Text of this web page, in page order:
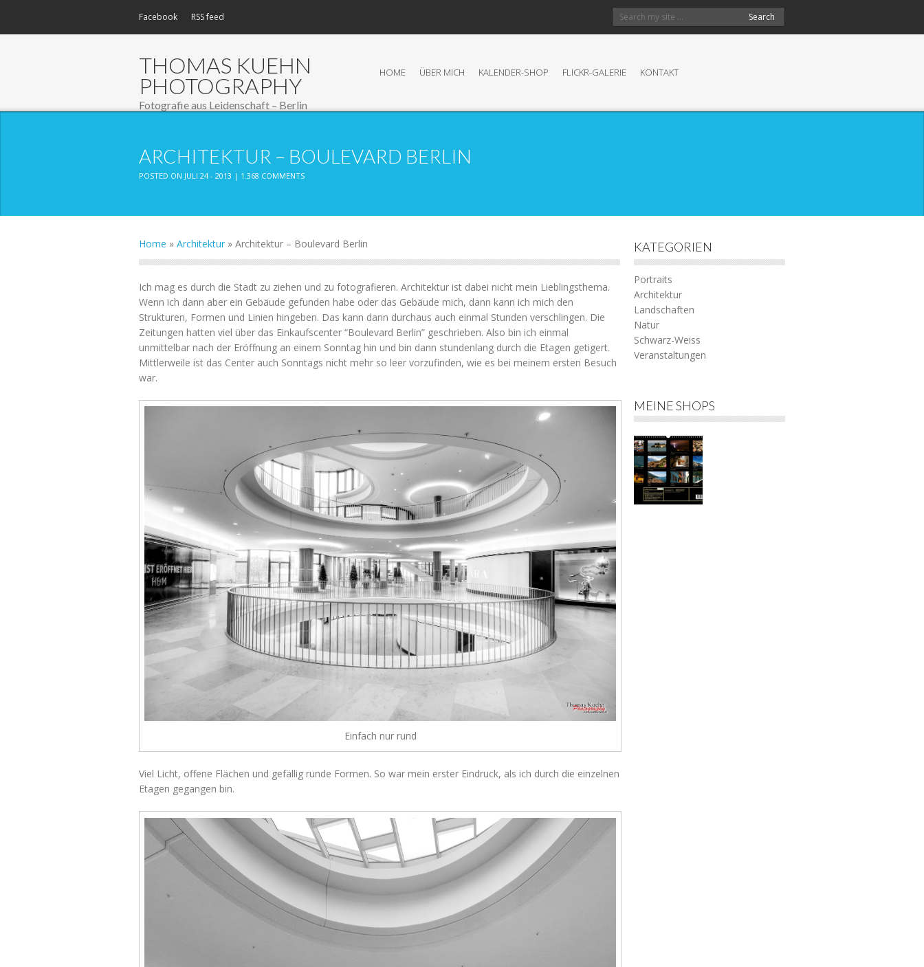
Facebook RSS feed Search
THOMAS KUEHN
PHOTOGRAPHY
Fotografie aus Leidenschaft – Berlin
HOME ÜBER MICH KALENDER-SHOP FLICKR-GALERIE KONTAKT
ARCHITEKTUR – BOULEVARD BERLIN
POSTED ON JULI 24 - 2013 | 1.368 COMMENTS
Home » Architektur » Architektur – Boulevard Berlin
Ich mag es durch die Stadt zu ziehen und zu fotografieren. Architektur ist dabei nicht mein Lieblingsthema.
Wenn ich dann aber ein Gebäude gefunden habe oder das Gebäude mich, dann kann ich mich den
Strukturen, Formen und Linien hingeben. Das kann dann durchaus auch einmal Stunden verschlingen. Die
Zeitungen hatten viel über das Einkaufscenter “Boulevard Berlin” geschrieben. Also bin ich einmal
unmittelbar nach der Eröffnung an einem Sonntag hin und bin dann stundenlang durch die Etagen getigert.
Mittlerweile ist das Center auch Sonntags nicht mehr so leer vorzufinden, wie es bei meinem ersten Besuch
war.
Einfach nur rund
Viel Licht, offene Flächen und gefällig runde Formen. So war mein erster Eindruck, als ich durch die einzelnen
Etagen gegangen bin.
KATEGORIEN
Portraits
Architektur
Landschaften
Natur
Schwarz-Weiss
Veranstaltungen
MEINE SHOPS